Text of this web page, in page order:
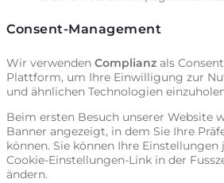
Consent-Management
Wir verwenden Complianz als
Plattform, um Ihre Einwilligung zur
und ähnlichen Technologien
Beim ersten Besuch unserer Website
Banner angezeigt, in dem Sie Ihre
können. Sie können Ihre Einstellungen
Cookie-Einstellungen-Link in der
ändern.